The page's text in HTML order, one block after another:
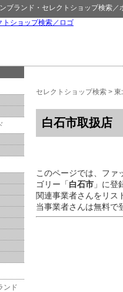
ブランド・セレクトショップ検索／
セレクトショップ検索 > 東
白石市取扱店
このページでは、ファ
ゴリー「白石市 」に登
関連事業者さんをリ
当事業者さんは無料で
ンド